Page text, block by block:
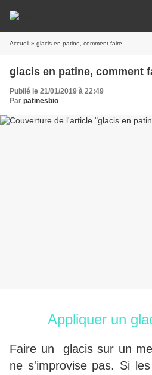
Accueil » glacis en patine, comment faire
glacis en patine, comment
Publié le 21/01/2019 à 22:49
Par patinesbio
Appliquer un
Faire un glacis sur un
ne s'improvise pas. Si